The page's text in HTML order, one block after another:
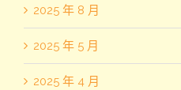
2025 年 8 月
2025 年 5 月
2025 年 4 月